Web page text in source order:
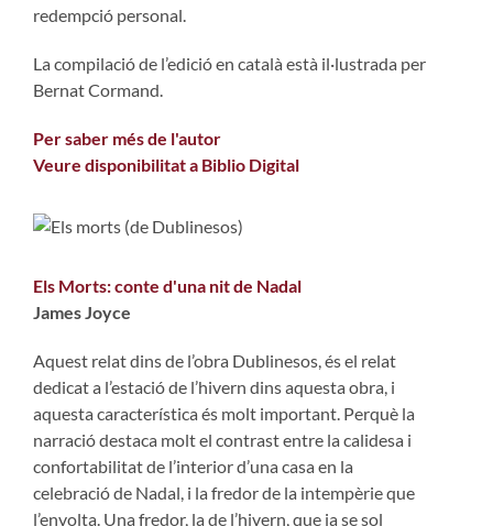
redempció personal.
La compilació de l’edició en català està il·lustrada per
Bernat Cormand.
Per saber més de l'autor
Veure disponibilitat a Biblio Digital
Els Morts: conte d'una nit de Nadal
James Joyce
Aquest relat dins de l’obra Dublinesos, és el relat
dedicat a l’estació de l’hivern dins aquesta obra, i
aquesta característica és molt important. Perquè la
narració destaca molt el contrast entre la calidesa i
confortabilitat de l’interior d’una casa en la
celebració de Nadal, i la fredor de la intempèrie que
l’envolta. Una fredor, la de l’hivern, que ja se sol